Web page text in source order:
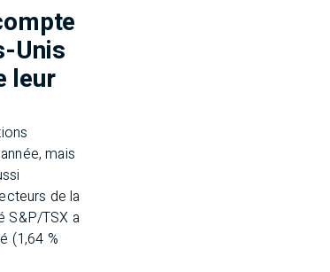
Unis
leur
mais
de la
S&P/TSX a
(1,64 %